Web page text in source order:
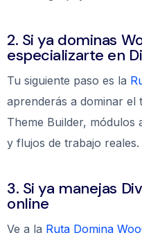
2. Si ya dominas
especializarte en
Tu siguiente paso es la
aprenderás a dominar el
Theme Builder, módulos
y flujos de trabajo reales.
3. Si ya manejas
online
Ve a la Ruta Domina